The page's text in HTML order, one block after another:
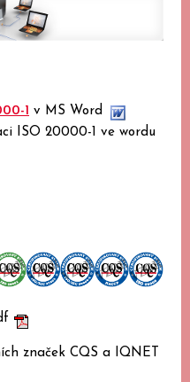
1 v MS Word
ISO 20000-1 ve wordu
značek CQS a IQNET